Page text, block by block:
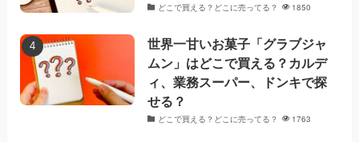
どこで買える？どこに売ってる？ 1850
世界一甘いお菓子「グラブジャ
ムン」はどこで買える？カルデ
ィ、業務スーパー、ドンキで探
せる？
どこで買える？どこに売ってる？ 1763